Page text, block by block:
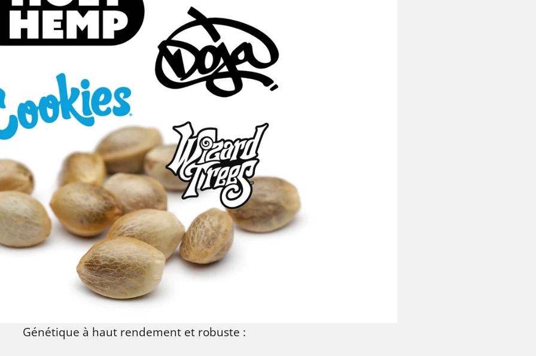
Génétique à haut rendement et robuste :